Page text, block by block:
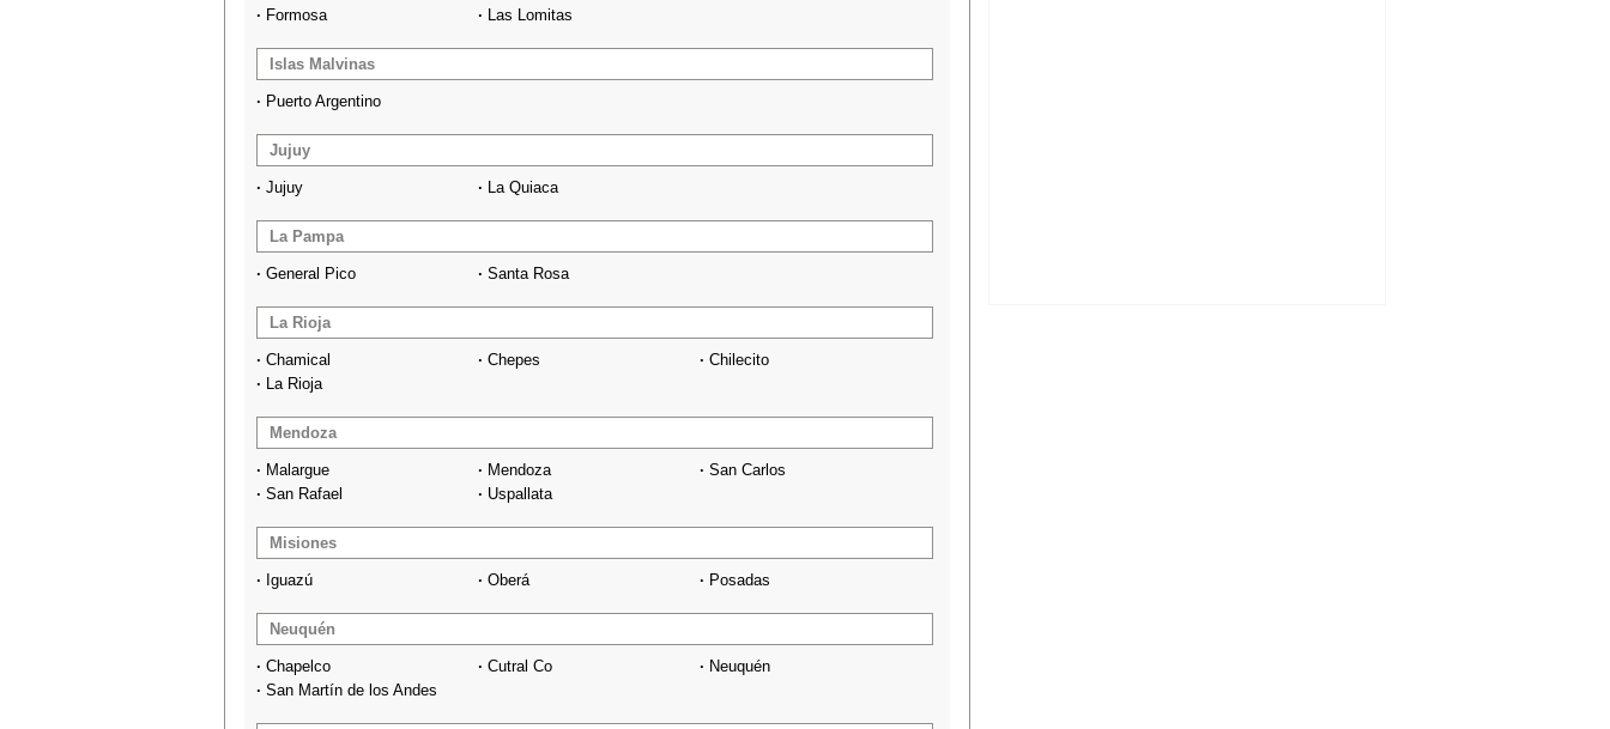
· Formosa · Las Lomitas
Islas Malvinas
· Puerto Argentino
Jujuy
· Jujuy · La Quiaca
La Pampa
· General Pico · Santa Rosa
La Rioja
· Chamical · Chepes · Chilecito
· La Rioja
Mendoza
· Malargue · Mendoza · San Carlos
· San Rafael · Uspallata
Misiones
· Iguazú · Oberá · Posadas
Neuquén
· Chapelco · Cutral Co · Neuquén
· San Martín de los Andes